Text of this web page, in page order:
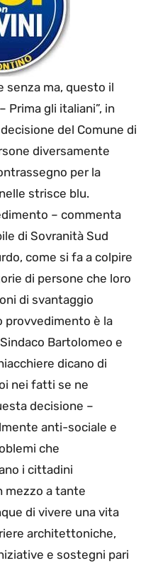
senza ma, questo il
Prima gli italiani”, in
del Comune di
diversamente
per la
strisce blu.
– commenta
di Sovranità Sud
come si fa a colpire
di persone che loro
di svantaggio
provvedimento è la
Bartolomeo e
dicano di
nei fatti se ne
decisione –
anti-sociale e
che
i cittadini
mezzo a tante
di vivere una vita
architettoniche,
e sostegni pari